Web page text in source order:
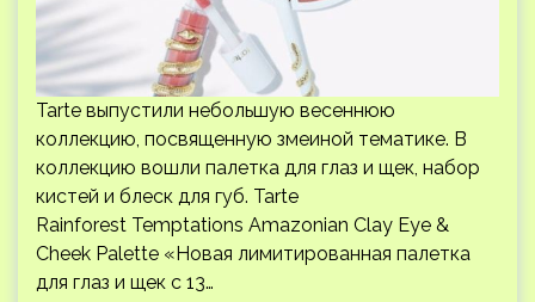
Tarte выпустили небольшую весеннюю
коллекцию, посвященную змеиной тематике. В
коллекцию вошли палетка для глаз и щек, набор
кистей и блеск для губ. Tarte
Rainforest Temptations Amazonian Clay Eye &
Cheek Palette «Новая лимитированная палетка
для глаз и щек с 13…